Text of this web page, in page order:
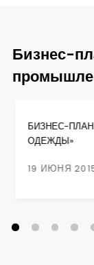
Бизнес-
БИЗНЕС-
ОДЕЖДЫ»
19 ИЮНЯ